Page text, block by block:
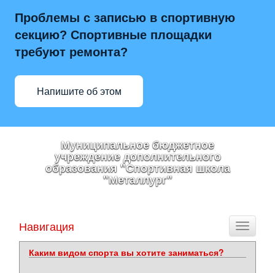
Проблемы с записью в спортивную
секцию? Спортивные площадки
требуют ремонта?
Напишите об этом
Муниципальное бюджетное
учреждение дополнительного
образования "Спортивная школа
"Металлург"
Toggle
Навигация
Каким видом спорта вы хотите заниматься?